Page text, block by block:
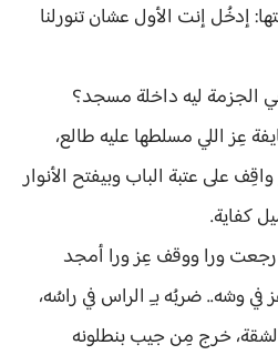
إدخُل إنت الأول عشان تنورلنا
الجزمة ليه داخلة مسجد؟
عِز اللي مسلطها عليه طالع،
على عتبة الباب وبيفتح الأنوار
كفاية.
رجعت ورا ووقف عِز ورا أمجد
وشه.. ضربُه بـِ الراس في راسُه،
خرج مِن جيب بنطلونه